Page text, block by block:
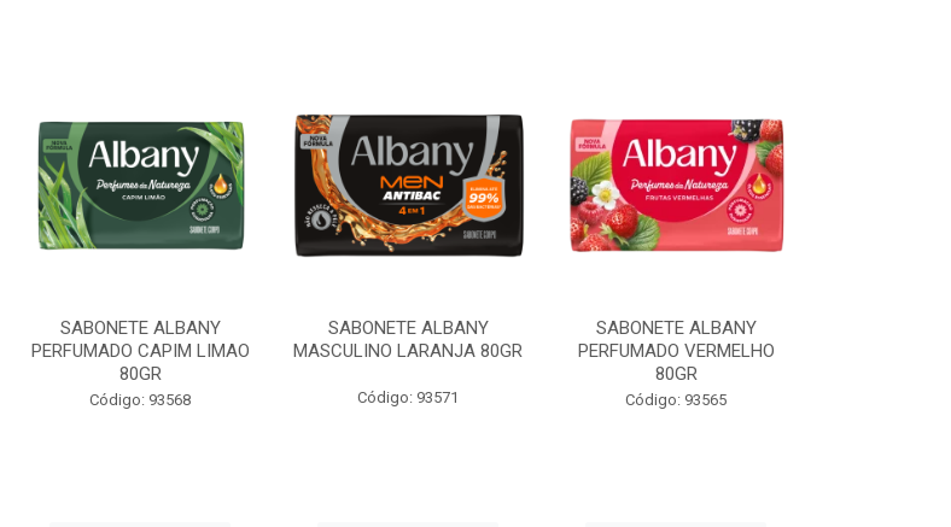
SABONETE ALBANY
PERFUMADO CAPIM LIMAO
80GR
Código: 93568
SABONETE ALBANY
MASCULINO LARANJA 80GR
Código: 93571
SABONETE ALBANY
PERFUMADO VERMELHO
80GR
Código: 93565